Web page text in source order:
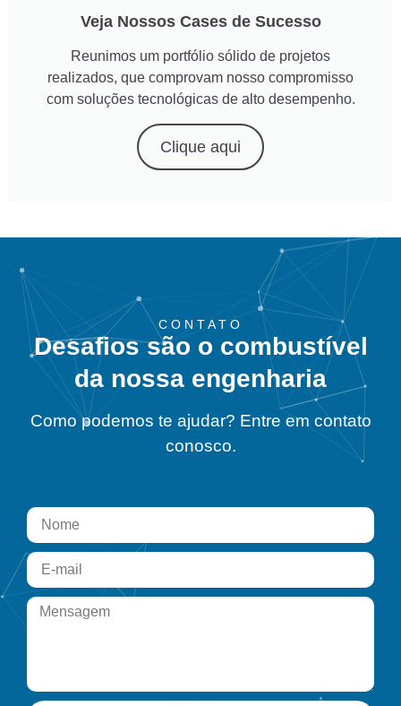
Veja Nossos Cases de Sucesso
Reunimos um portfólio sólido de projetos
realizados, que comprovam nosso compromisso
com soluções tecnológicas de alto desempenho.
Clique aqui
CONTATO
Desafios são o combustível
da nossa engenharia
Como podemos te ajudar? Entre em contato
conosco.